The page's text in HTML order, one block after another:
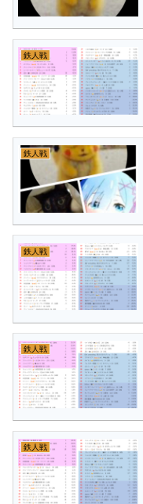
鉄人戦
鉄人戦
鉄人戦
鉄人戦
鉄人戦